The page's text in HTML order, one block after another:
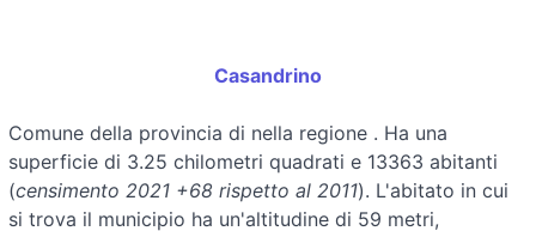
Casandrino
Comune della provincia di nella regione . Ha una
superficie di 3.25 chilometri quadrati e 13363 abitanti
(censimento 2021 +68 rispetto al 2011). L'abitato in cui
si trova il municipio ha un'altitudine di 59 metri,